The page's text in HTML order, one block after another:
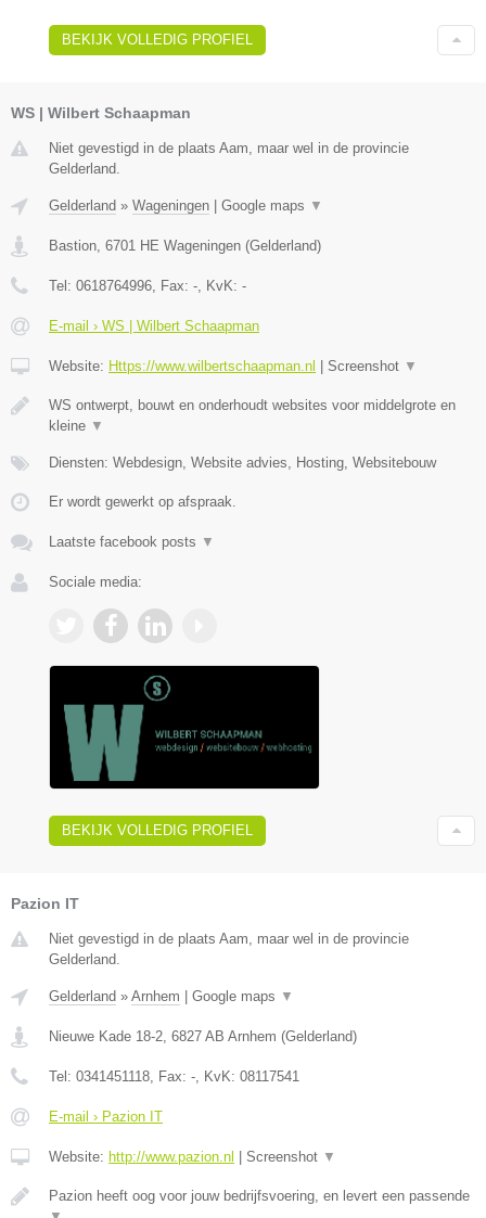
BEKIJK VOLLEDIG PROFIEL
WS | Wilbert Schaapman
Niet gevestigd in de plaats Aam, maar wel in de provincie
Gelderland.
Gelderland » Wageningen Google maps ▼
Bastion 6701 HE Wageningen (Gelderland)
Tel: 0618764996 , Fax: - , KvK: -
E-mail › WS | Wilbert Schaapman
Website: Https://www.wilbertschaapman.nl Screenshot ▼
WS ontwerpt, bouwt en onderhoudt websites voor middelgrote en
kleine ▼
Diensten: Webdesign, Website advies, Hosting, Websitebouw
Er wordt gewerkt op afspraak.
Laatste facebook posts ▼
Sociale media:
BEKIJK VOLLEDIG PROFIEL
Pazion IT
Niet gevestigd in de plaats Aam, maar wel in de provincie
Gelderland.
Gelderland » Arnhem Google maps ▼
Nieuwe Kade 18-2 6827 AB Arnhem (Gelderland)
Tel: 0341451118 , Fax: - , KvK: 08117541
E-mail › Pazion IT
Website: http://www.pazion.nl Screenshot ▼
Pazion heeft oog voor jouw bedrijfsvoering, en levert een passende